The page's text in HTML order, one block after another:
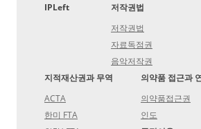
IPLeft
저작권법
저작권법
자료독점권
음악저작권
지적재산권과 무역
ACTA
한미 FTA
의약품 접근과
의약품접근권
인도